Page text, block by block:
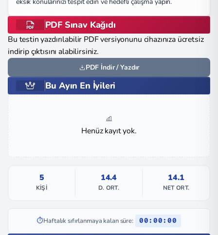
PDF Sınav Kağıdı
Bu testin yazdırılabilir PDF versiyonunu cihazınıza ücretsiz
indirip çıktısını alabilirsiniz.
PDF İndir / Yazdır
Bu Ayın En İyileri
Henüz kayıt yok.
5
KIŞI
14.4
D. ORT.
14.1
NET ORT.
⏱️Haftalık sıfırlanmaya kalan süre: 00:00:00